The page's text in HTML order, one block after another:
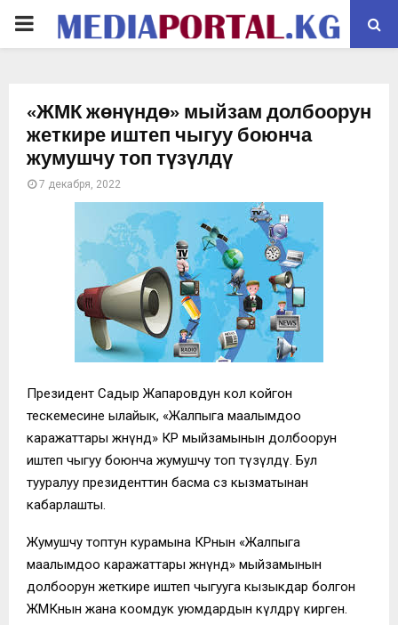
PRIMARY
«ЖМК жөнүндө» мыйзам долбоорун
жеткире иштеп чыгуу боюнча
жумушчу топ түзүлдү
7 декабря, 2022
Президент Садыр Жапаровдун кол койгон
тескемесине ылайык, «Жалпыга маалымдоо
каражаттары жөнүндө» КР мыйзамынын долбоорун
иштеп чыгуу боюнча жумушчу топ түзүлдү. Бул
тууралуу президенттин басма сөз кызматынан
кабарлашты.
Жумушчу топтун курамына КРнын «Жалпыга
маалымдоо каражаттары жөнүндө» мыйзамынын
долбоорун жеткире иштеп чыгууга кызыкдар болгон
ЖМКнын жана коомдук уюмдардын өкүлдөрү кирген.